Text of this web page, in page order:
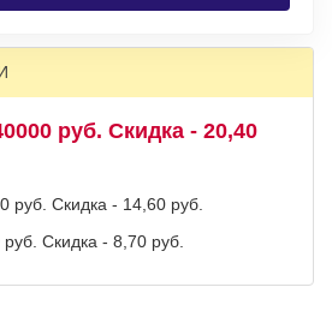
руб. Скидка - 20,40
руб. Скидка - 14,60 руб.
Скидка - 8,70 руб.